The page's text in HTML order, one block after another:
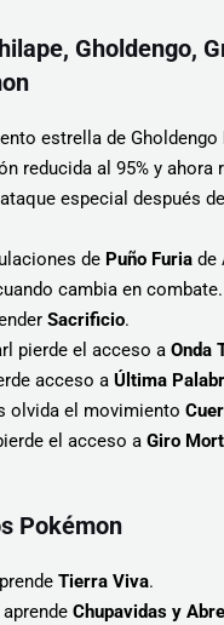
Gholdengo,
estrella de Gholdengo
reducida al 95% y ahora
especial después
de Puño Furia de
cambia en
Sacrificio.
pierde el acceso a Onda
acceso a Última
olvida el movimiento
el acceso a Giro
Pokémon
Tierra Viva.
Chupavidas y